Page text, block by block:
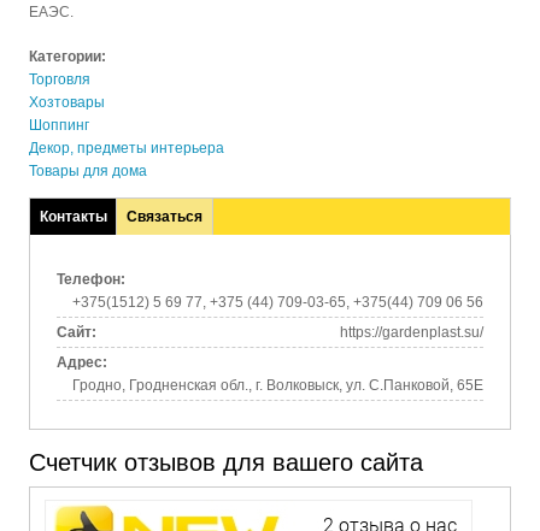
ЕАЭС.
Категории:
Торговля
Хозтовары
Шоппинг
Декор, предметы интерьера
Товары для дома
Контакты
(активная
Связаться
Телефон:
+375(1512) 5 69 77, +375 (44) 709-03-65, +375(44) 709 06 56
Сайт:
https://gardenplast.su/
Адрес:
Гродно, Гродненская обл., г. Волковыск, ул. С.Панковой, 65Е
Счетчик отзывов для вашего сайта